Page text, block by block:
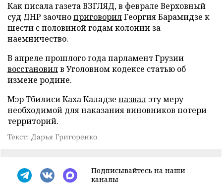
Как писала газета ВЗГЛЯД, в феврале Верховный
суд ДНР заочноприговорилГеоргия Барамидзе к
шести с половиной годам колонии за
наемничество.
В апреле прошлого года парламент Грузии
восстановилв Уголовном кодексе статью об
измене родине.
Мэр Тбилиси Каха Каладзе назвал эту меру
необходимой для наказания виновников потери
территорий.
Текст: Дарья Григоренко
Подписывайтесь на наши
каналы